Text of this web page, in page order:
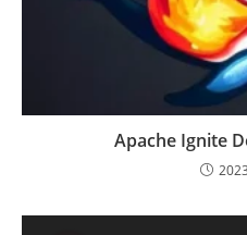
Apache Ignite